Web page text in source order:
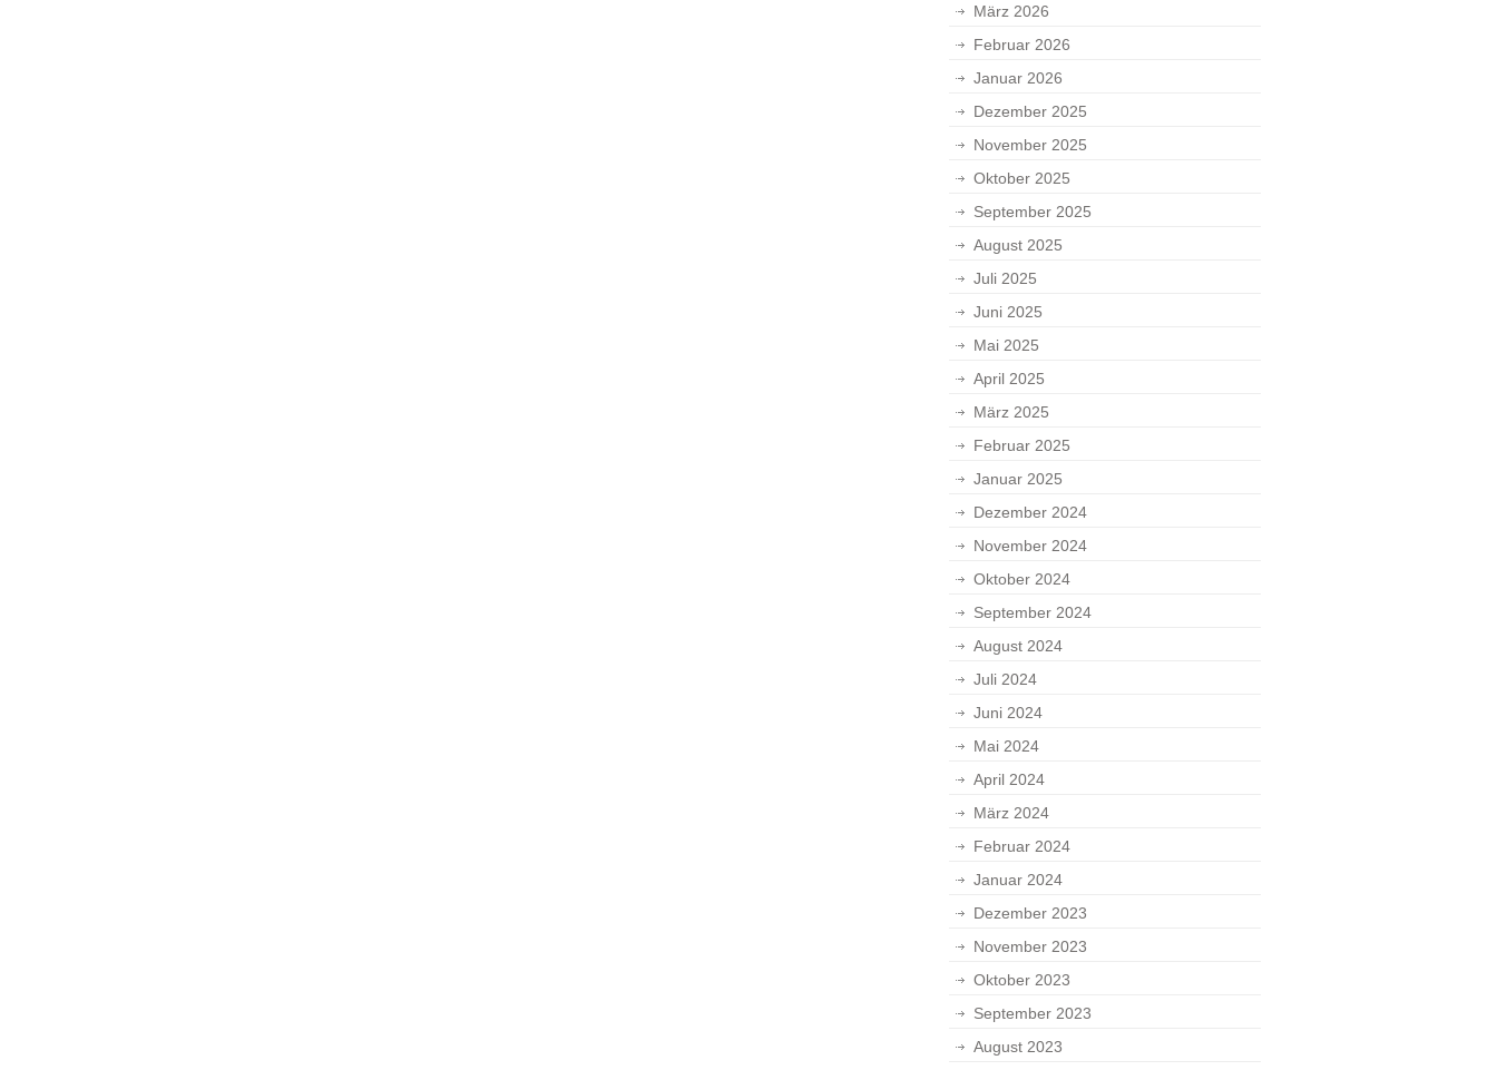
März 2026
Februar 2026
Januar 2026
Dezember 2025
November 2025
Oktober 2025
September 2025
August 2025
Juli 2025
Juni 2025
Mai 2025
April 2025
März 2025
Februar 2025
Januar 2025
Dezember 2024
November 2024
Oktober 2024
September 2024
August 2024
Juli 2024
Juni 2024
Mai 2024
April 2024
März 2024
Februar 2024
Januar 2024
Dezember 2023
November 2023
Oktober 2023
September 2023
August 2023